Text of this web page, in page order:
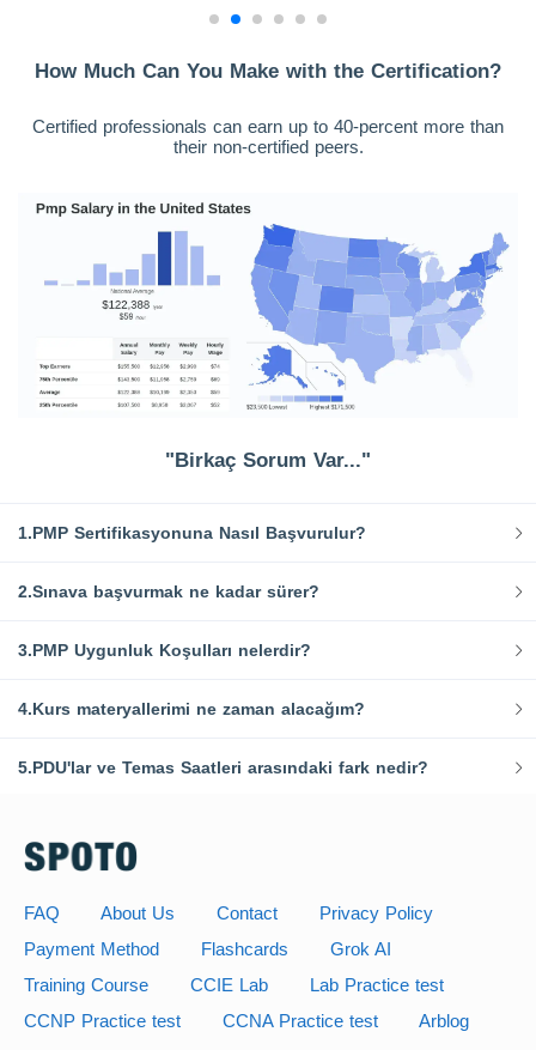
How Much Can You Make with the Certification?
Certified professionals can earn up to 40-percent more than
their non-certified peers.
"Birkaç Sorum Var..."
1.PMP Sertifikasyonuna Nasıl Başvurulur?
2.Sınava başvurmak ne kadar sürer?
3.PMP Uygunluk Koşulları nelerdir?
4.Kurs materyallerimi ne zaman alacağım?
5.PDU'lar ve Temas Saatleri arasındaki fark nedir?
FAQ About Us Contact
Privacy Policy
Payment Method
Flashcards
Grok AI
Training Course
CCIE Lab
Lab Practice test
CCNP Practice test
CCNA Practice test
Arblog